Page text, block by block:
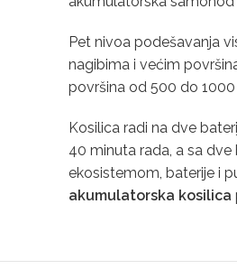
Pet nivoa podešavanja
nagibima i većim
površina od 500 do
Kosilica radi na dve
40 minuta rada, a sa
ekosistemom, baterije i
akumulatorska kosilica